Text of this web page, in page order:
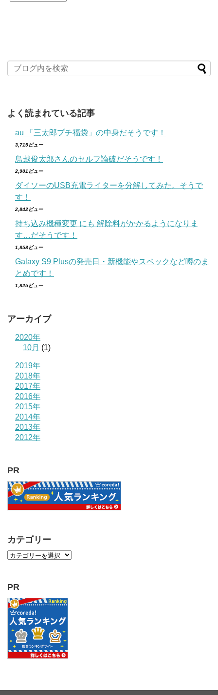
よく読まれている記事
au 「三太郎プチ福袋」の中身だそうです！
3,715ビュー
鳥越俊太郎さんのセルフ論破だそうです！
2,901ビュー
ダイソーのUSB充電ライターを分解してみた。そうで
す！
2,842ビュー
持ち込み機種変更 にも 解除料がかかるようになりま
す…だそうです！
1,858ビュー
Galaxy S9 Plusの発売日・新機能やスペックなど噂のま
とめです！
1,825ビュー
アーカイブ
2020年
10月 (1)
2019年
2018年
2017年
2016年
2015年
2014年
2013年
2012年
PR
カテゴリー
PR